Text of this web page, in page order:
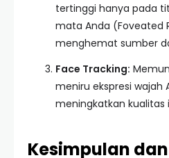
tertinggi hanya pada
mata Anda (Foveated
menghemat sumber
Face Tracking:
meniru ekspresi
meningkatkan kualitas
Kesimpulan